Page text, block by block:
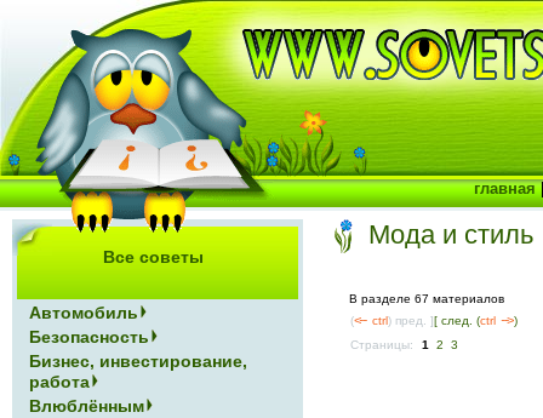
Мода и стиль
В разделе 67 материалов
(<-- ctrl) пред. ] [ след. (ctrl --> )
Страницы:
1 2 3
Все советы
Автомобиль
Безопасность
Бизнес, инвестирование,
работа
Влюблённым
главная